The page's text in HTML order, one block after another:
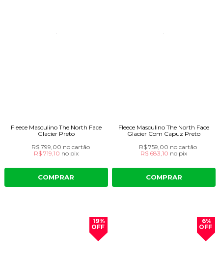
Fleece Masculino The North Face
Glacier Preto
R$ 799,00 no cartão
R$ 719,10 no pix
COMPRAR
Fleece Masculino The North Face
Glacier Com Capuz Preto
R$ 759,00 no cartão
R$ 683,10 no pix
COMPRAR
19%
OFF
6%
OFF